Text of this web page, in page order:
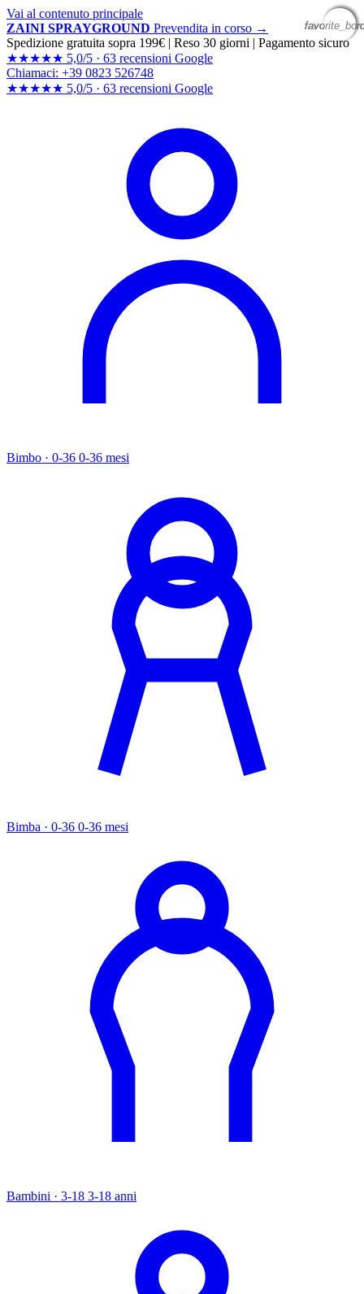
Vai al contenuto principale
ZAINI SPRAYGROUND Prevendita in corso →
Spedizione gratuita sopra 199€ | Reso 30 giorni | Pagamento sicuro
★★★★★ 5,0/5 · 63 recensioni Google
Chiamaci: +39 0823 526748
★★★★★ 5,0/5 · 63 recensioni Google
Bimbo · 0-36 0-36 mesi
Bimba · 0-36 0-36 mesi
Bambini · 3-18 3-18 anni